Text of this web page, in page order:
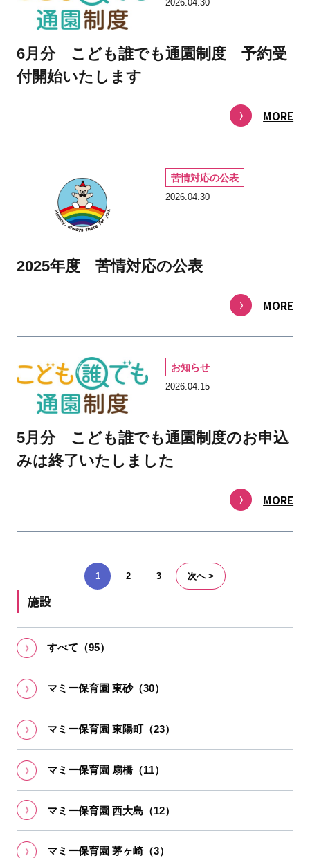
2026.04.30
6月分 こども誰でも通園制度 予約受
付開始いたします
MORE
苦情対応の公表
2026.04.30
2025年度 苦情対応の公表
MORE
お知らせ
2026.04.15
5月分 こども誰でも通園制度のお申込
みは終了いたしました
MORE
1 2 3 次へ >
施設
すべて（95）
マミー保育園 東砂（30）
マミー保育園 東陽町（23）
マミー保育園 扇橋（11）
マミー保育園 ⻄⼤島（12）
マミー保育園 茅ヶ崎（3）